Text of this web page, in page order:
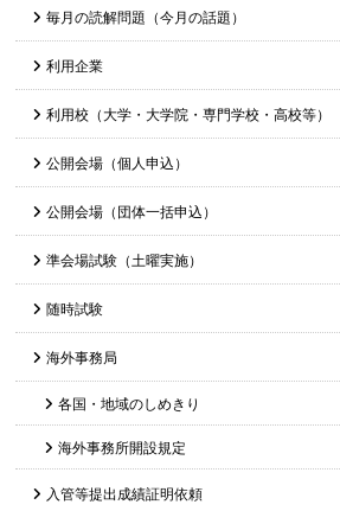
毎月の読解問題（今月の話題）
利用企業
利用校（大学・大学院・専門学校・高校等）
公開会場（個人申込）
公開会場（団体一括申込）
準会場試験（土曜実施）
随時試験
海外事務局
各国・地域のしめきり
海外事務所開設規定
入管等提出成績証明依頼